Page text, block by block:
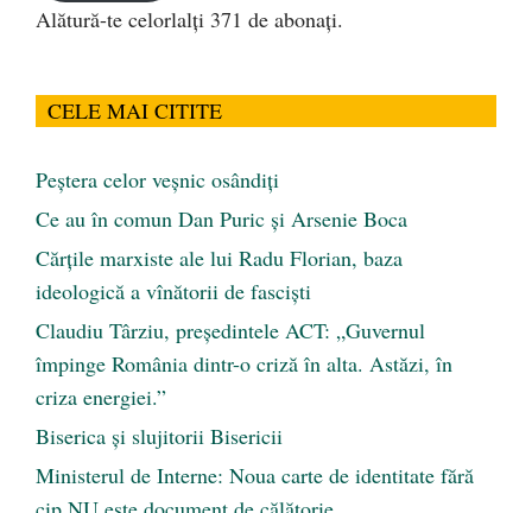
Alătură-te celorlalți 371 de abonați.
CELE MAI CITITE
Peştera celor veşnic osândiţi
Ce au în comun Dan Puric şi Arsenie Boca
Cărţile marxiste ale lui Radu Florian, baza
ideologică a vînătorii de fascişti
Claudiu Târziu, președintele ACT: „Guvernul
împinge România dintr-o criză în alta. Astăzi, în
criza energiei.”
Biserica și slujitorii Bisericii
Ministerul de Interne: Noua carte de identitate fără